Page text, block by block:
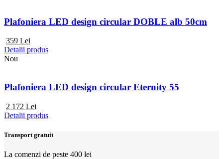
Plafoniera LED design circular DOBLE alb 50cm
359 Lei
Detalii produs
Nou
Plafoniera LED design circular Eternity 55
2 172 Lei
Detalii produs
Transport gratuit
La comenzi de peste 400 lei